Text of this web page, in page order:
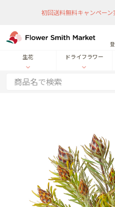
初回送料無料キャンペーン
生花 ドライフラワー